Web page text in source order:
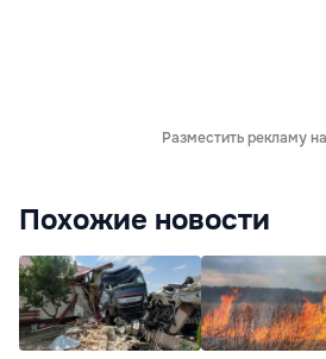
Разместить рекламу
Похожие новости